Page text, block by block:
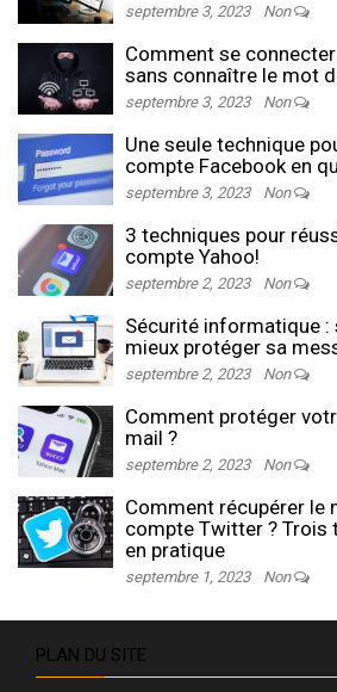
septembre 3, 2023 Non
Comment se
sans connaître le mot
septembre 3, 2023 Non
Une seule technique
compte Facebook en
septembre 3, 2023 Non
3 techniques pour
compte Yahoo!
septembre 2, 2023 Non
Sécurité informatique :
mieux protéger sa
septembre 2, 2023 Non
Comment protéger
mail ?
septembre 2, 2023 Non
Comment récupérer le
compte Twitter ? Trois
en pratique
septembre 1, 2023 Non
PLAN DU SITE